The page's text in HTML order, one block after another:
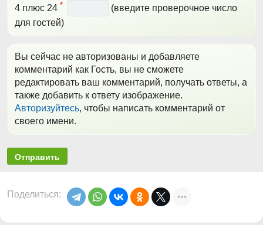
4 плюс 24 *
(введите проверочное число
для гостей)
Вы сейчас не авторизованы и добавляете
комментарий как Гость, вы не сможете
редактировать ваш комментарий, получать ответы, а
также добавить к ответу изображение.
Авторизуйтесь, чтобы написать комментарий от
своего имени.
Отправить
Поделиться: